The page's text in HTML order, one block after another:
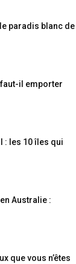
paradis blanc de
faut-il emporter
: les 10 îles qui
Australie :
que vous n’êtes